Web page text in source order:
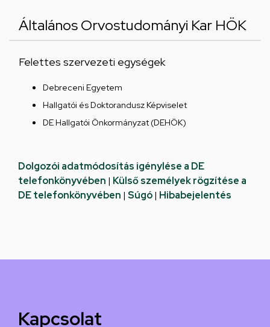
Általános Orvostudományi Kar HÖK
Felettes szervezeti egységek
Debreceni Egyetem
Hallgatói és Doktorandusz Képviselet
DE Hallgatói Önkormányzat (DEHÖK)
Dolgozói adatmódosítás igénylése a DE
telefonkönyvében | Külső személyek rögzítése a
DE telefonkönyvében | Súgó| Hibabejelentés
Kapcsolat